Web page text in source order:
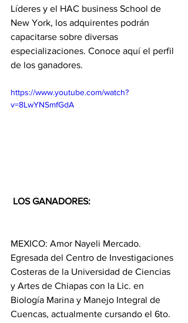
Líderes y el HAC business School de
New York, los adquirentes podrán
capacitarse sobre diversas
especializaciones. Conoce aquí el perfil
de los ganadores.
https://www.youtube.com/watch?
v=8LwYNSmfGdA
LOS GANADORES:
MEXICO: Amor Nayeli Mercado.
Egresada del Centro de Investigaciones
Costeras de la Universidad de Ciencias
y Artes de Chiapas con la Lic. en
Biología Marina y Manejo Integral de
Cuencas, actualmente cursando el 6to.